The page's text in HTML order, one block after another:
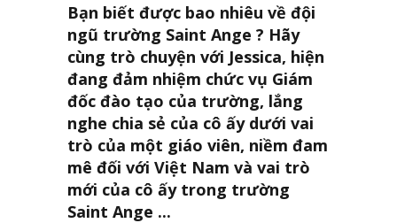
Bạn biết được bao nhiêu về đội
ngũ trường Saint Ange ? Hãy
cùng trò chuyện với Jessica, hiện
đang đảm nhiệm chức vụ Giám
đốc đào tạo của trường, lắng
nghe chia sẻ của cô ấy dưới vai
trò của một giáo viên, niềm đam
mê đối với Việt Nam và vai trò
mới của cô ấy trong trường
Saint Ange ...